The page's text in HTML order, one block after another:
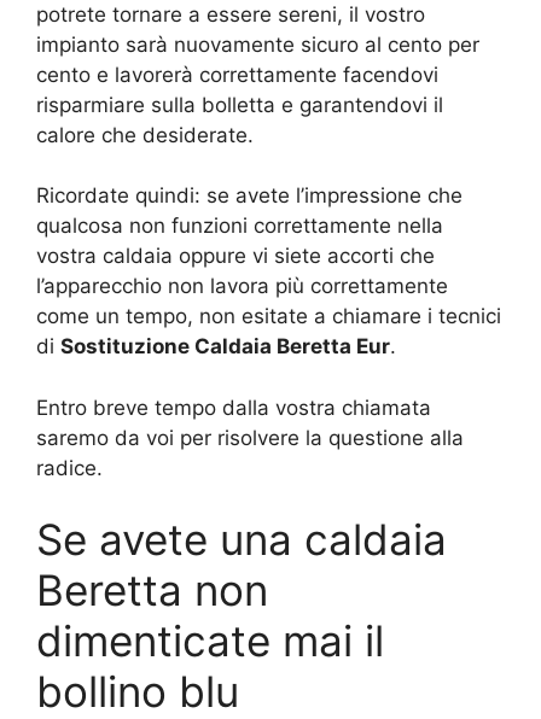
potrete tornare a essere sereni, il vostro
impianto sarà nuovamente sicuro al cento per
cento e lavorerà correttamente facendovi
risparmiare sulla bolletta e garantendovi il
calore che desiderate.
Ricordate quindi: se avete l’impressione che
qualcosa non funzioni correttamente nella
vostra caldaia oppure vi siete accorti che
l’apparecchio non lavora più correttamente
come un tempo, non esitate a chiamare i tecnici
di Sostituzione Caldaia Beretta Eur.
Entro breve tempo dalla vostra chiamata
saremo da voi per risolvere la questione alla
radice.
Se avete una caldaia
Beretta non
dimenticate mai il
bollino blu